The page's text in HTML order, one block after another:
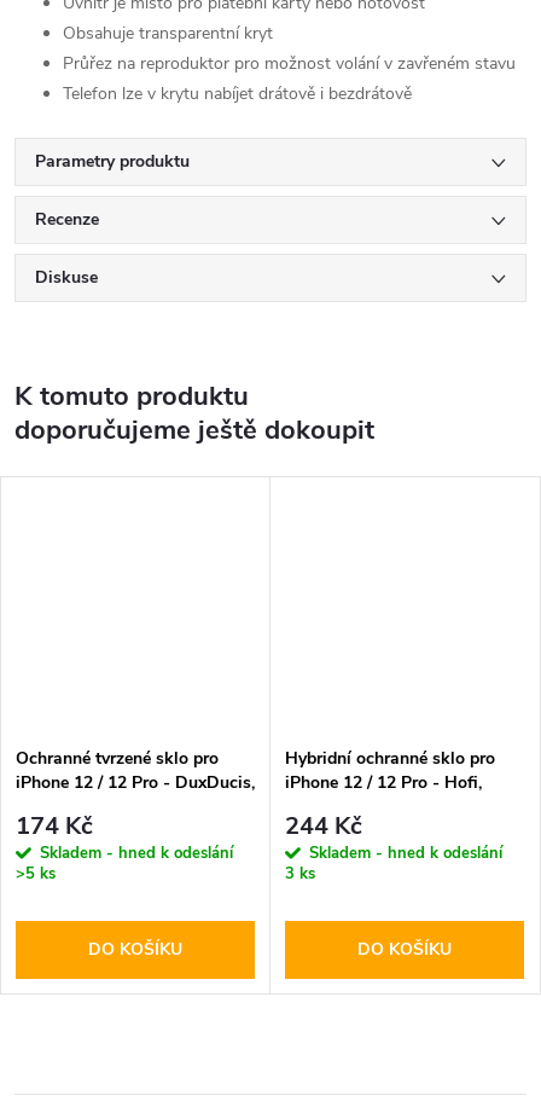
Obsahuje transparentní kryt
Průřez na reproduktor pro možnost volání v zavřeném stavu
Telefon lze v krytu nabíjet drátově i bezdrátově
Parametry produktu
Recenze
Diskuse
K tomuto produktu
doporučujeme ještě dokoupit
Ochranné tvrzené sklo pro
iPhone 12 / 12 Pro - DuxDucis,
174 Kč
Skladem - hned k odeslání
>5 ks
DO KOŠÍKU
Hybridní ochranné sklo pro
iPhone 12 / 12 Pro - Hofi,
244 Kč
Skladem - hned k odeslání
3 ks
DO KOŠÍKU